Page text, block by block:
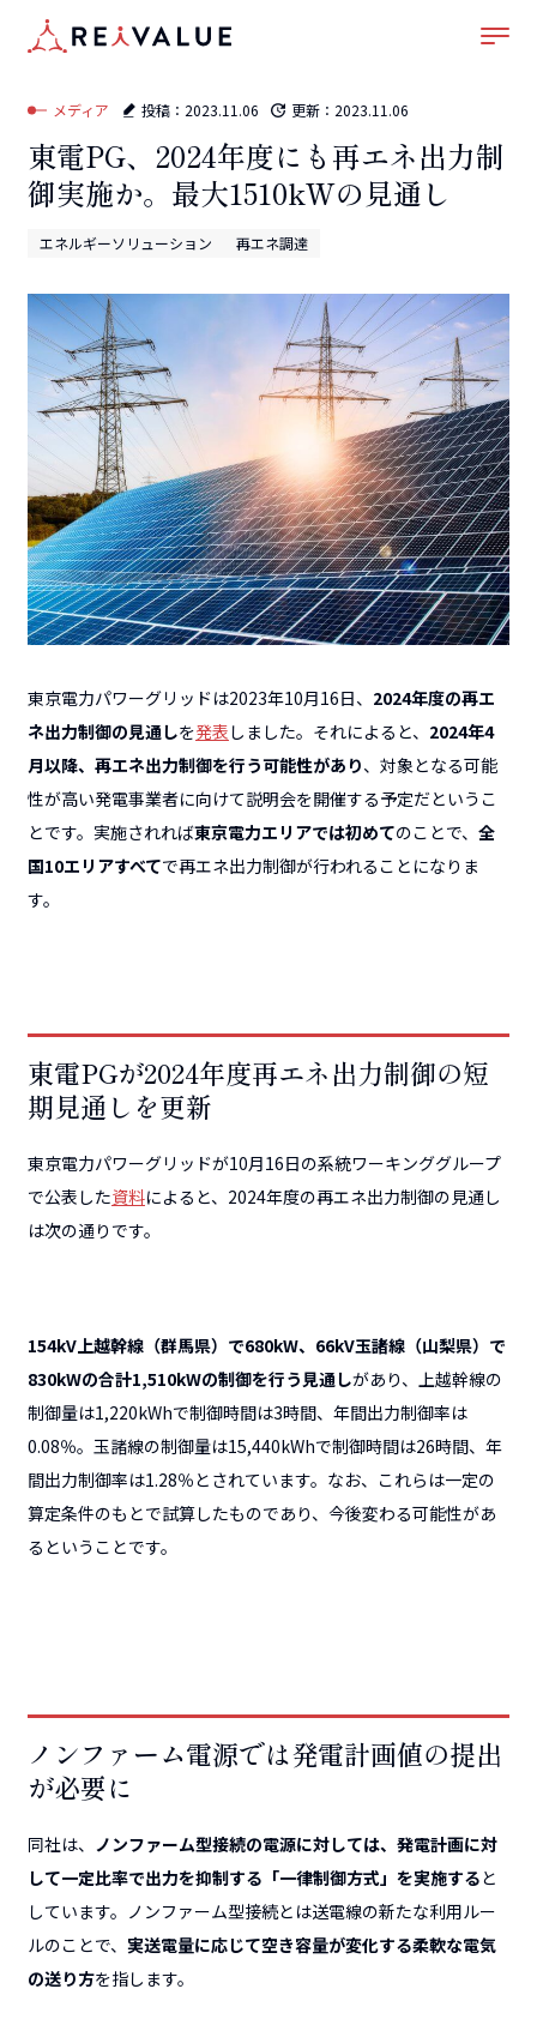
ホーム
御実施か。最大1510kWの見通し
メディア 投稿： 2023.11.06 更新： 2023.11.06
東電PG、2024年度にも再エネ出力制
御実施か。最大1510kWの見通し
エネルギーソリューション 再エネ調達
東京電力パワーグリッドは2023年10月16日、 2024年度の再エ
ネ出力制御の見通しを発表 しました。それによると、 2024年4
月以降、再エネ出力制御を行う可能性があり、対象となる可能
性が高い発電事業者に向けて説明会を開催する予定だというこ
とです。実施されれば東京電力エリアでは初めてのことで、 全
国10エリアすべてで再エネ出力制御が行われることになりま
す。
東電PGが2024年度再エネ出力制御の短
期見通しを更新
東京電力パワーグリッドが10月16日の系統ワーキンググループ
で公表した資料によると、2024年度の再エネ出力制御の見通し
は次の通りです。
154kV上越幹線（群馬県）で680kW、66kV玉諸線（山梨県）で
830kWの合計1,510kWの制御を行う見通しがあり、上越幹線の
制御量は1,220kWhで制御時間は3時間、年間出力制御率は
0.08％。玉諸線の制御量は15,440kWhで制御時間は26時間、年
間出力制御率は1.28％とされています。なお、これらは一定の
算定条件のもとで試算したものであり、今後変わる可能性があ
るということです。
ノンファーム電源では発電計画値の提出
が必要に
同社は、 ノンファーム型接続の電源に対しては、発電計画に対
して一定比率で出力を抑制する「一律制御方式」を実施すると
しています。ノンファーム型接続とは送電線の新たな利用ルー
ルのことで、 実送電量に応じて空き容量が変化する柔軟な電気
の送り方を指します。